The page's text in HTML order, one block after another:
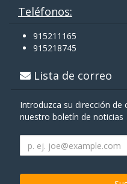
Teléfonos:
915211165
915218745
Lista de correo
Introduzca su dirección
nuestro boletín de noticias